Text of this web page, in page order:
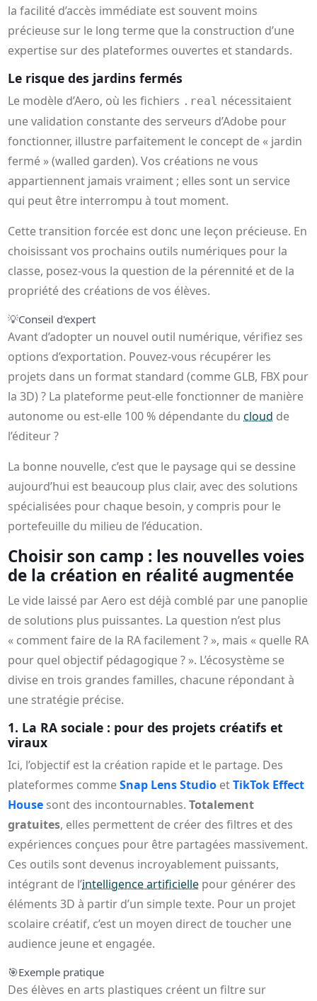
la facilité d’accès immédiate est souvent moins
précieuse sur le long terme que la construction d’une
expertise sur des plateformes ouvertes et standards.
Le risque des jardins fermés
Le modèle d’Aero, où les fichiers .real nécessitaient
une validation constante des serveurs d’Adobe pour
fonctionner, illustre parfaitement le concept de « jardin
fermé » (walled garden). Vos créations ne vous
appartiennent jamais vraiment ; elles sont un service
qui peut être interrompu à tout moment.
Cette transition forcée est donc une leçon précieuse. En
choisissant vos prochains outils numériques pour la
classe, posez-vous la question de la pérennité et de la
propriété des créations de vos élèves.
💡Conseil d'expert
Avant d’adopter un nouvel outil numérique, vérifiez ses
options d’exportation. Pouvez-vous récupérer les
projets dans un format standard (comme GLB, FBX pour
la 3D) ? La plateforme peut-elle fonctionner de manière
autonome ou est-elle 100 % dépendante ducloud de
l’éditeur ?
La bonne nouvelle, c’est que le paysage qui se dessine
aujourd’hui est beaucoup plus clair, avec des solutions
spécialisées pour chaque besoin, y compris pour le
portefeuille du milieu de l’éducation.
Choisir son camp : les nouvelles voies
de la création en réalité augmentée
Le vide laissé par Aero est déjà comblé par une panoplie
de solutions plus puissantes. La question n’est plus
« comment faire de la RA facilement ? », mais « quelle RA
pour quel objectif pédagogique ? ». L’écosystème se
divise en trois grandes familles, chacune répondant à
une stratégie précise.
1. La RA sociale : pour des projets créatifs et
viraux
Ici, l’objectif est la création rapide et le partage. Des
plateformes commeSnap Lens Studio etTikTok Effect
House sont des incontournables.Totalement
gratuites, elles permettent de créer des filtres et des
expériences conçues pour être partagées massivement.
Ces outils sont devenus incroyablement puissants,
intégrant de l’intelligence artificielle pour générer des
éléments 3D à partir d’un simple texte. Pour un projet
scolaire créatif, c’est un moyen direct de toucher une
audience jeune et engagée.
🎯Exemple pratique
Des élèves en arts plastiques créent un filtre sur